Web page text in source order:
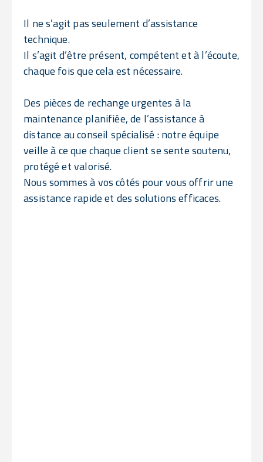
Il ne s’agit pas seulement d’assistance
technique.
Il s’agit d’être présent, compétent et à l’écoute,
chaque fois que cela est nécessaire.
Des pièces de rechange urgentes à la
maintenance planifiée, de l’assistance à
distance au conseil spécialisé : notre équipe
veille à ce que chaque client se sente soutenu,
protégé et valorisé.
Nous sommes à vos côtés pour vous offrir une
assistance rapide et des solutions efficaces.